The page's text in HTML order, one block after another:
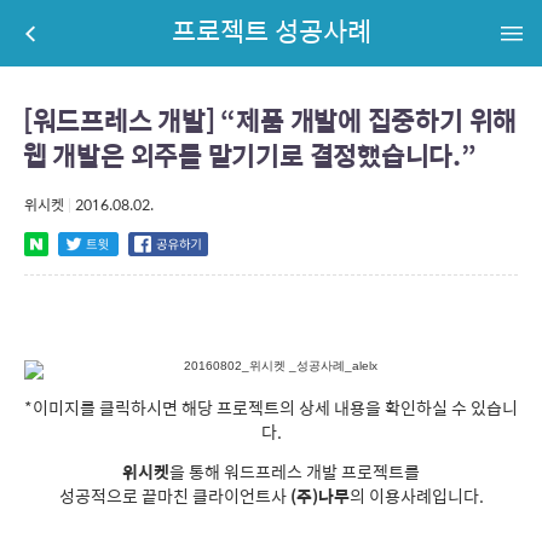
프로젝트 성공사례
[워드프레스 개발] “제품 개발에 집중하기 위해
웹 개발은 외주를 맡기기로 결정했습니다.”
위시켓 2016.08.02.
*이미지를 클릭하시면 해당 프로젝트의 상세 내용을 확인하실 수 있습니
다.
위시켓을 통해 워드프레스 개발 프로젝트를
성공적으로 끝마친 클라이언트사(주)나무의 이용사례입니다.